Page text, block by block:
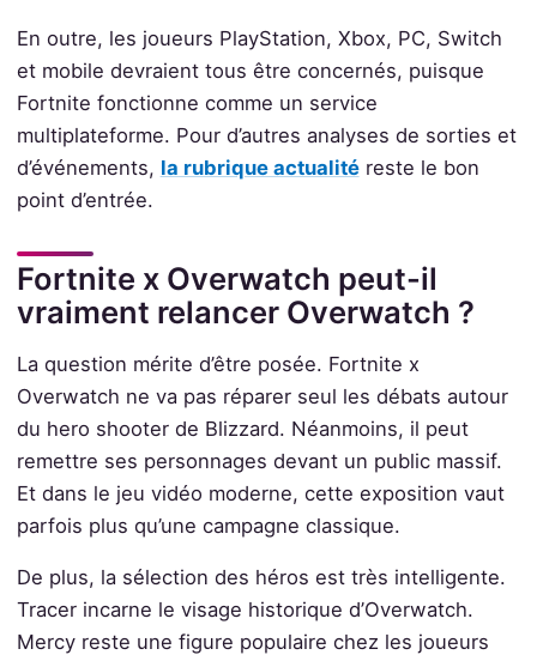
En outre, les joueurs PlayStation, Xbox, PC, Switch
et mobile devraient tous être concernés, puisque
Fortnite fonctionne comme un service
multiplateforme. Pour d’autres analyses de sorties et
d’événements, la rubrique actualitéreste le bon
point d’entrée.
Fortnite x Overwatch peut-il
vraiment relancer Overwatch ?
La question mérite d’être posée. Fortnite x
Overwatch ne va pas réparer seul les débats autour
du hero shooter de Blizzard. Néanmoins, il peut
remettre ses personnages devant un public massif.
Et dans le jeu vidéo moderne, cette exposition vaut
parfois plus qu’une campagne classique.
De plus, la sélection des héros est très intelligente.
Tracer incarne le visage historique d’Overwatch.
Mercy reste une figure populaire chez les joueurs